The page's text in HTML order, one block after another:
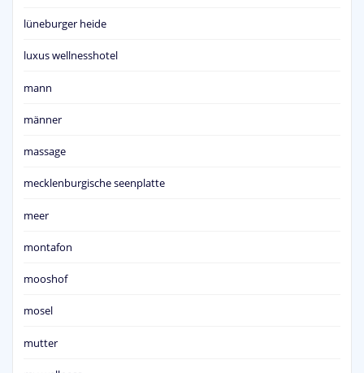
lüneburger heide
luxus wellnesshotel
mann
männer
massage
mecklenburgische seenplatte
meer
montafon
mooshof
mosel
mutter